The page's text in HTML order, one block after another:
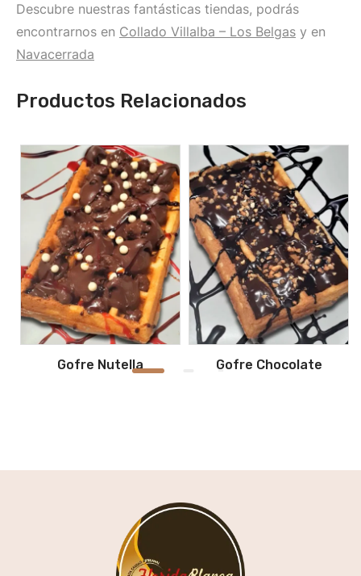
Descubre nuestras fantásticas tiendas, podrás
encontrarnos en Collado Villalba – Los Belgas y en
Navacerrada
Productos Relacionados
Gofre Nutella Gofre Chocolate